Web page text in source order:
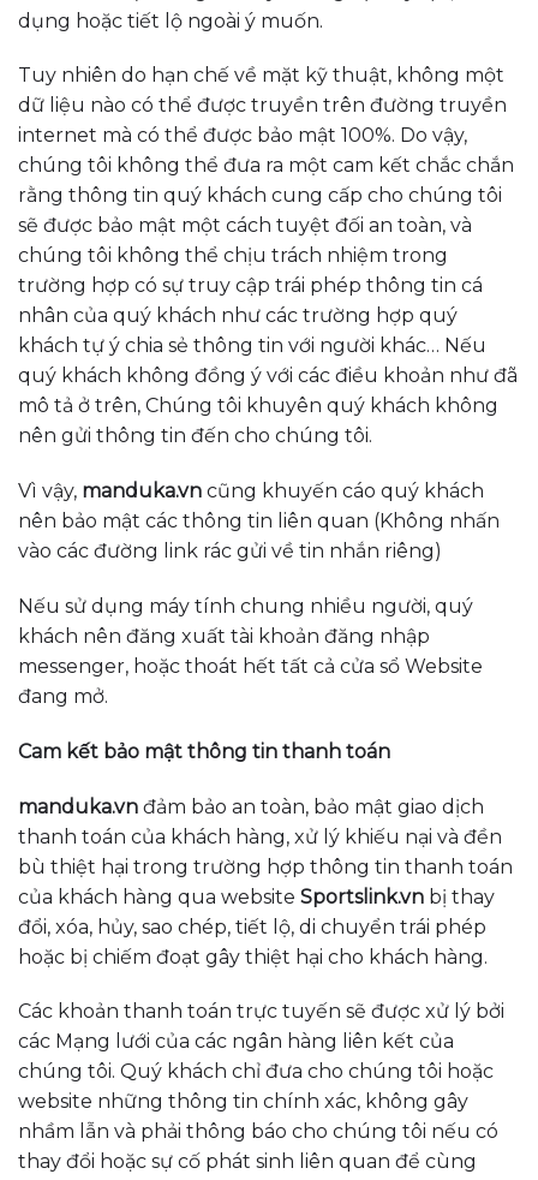
dụng hoặc tiết lộ ngoài ý muốn.
Tuy nhiên do hạn chế về mặt kỹ thuật, không một
dữ liệu nào có thể được truyền trên đường truyền
internet mà có thể được bảo mật 100%. Do vậy,
chúng tôi không thể đưa ra một cam kết chắc chắn
rằng thông tin quý khách cung cấp cho chúng tôi
sẽ được bảo mật một cách tuyệt đối an toàn, và
chúng tôi không thể chịu trách nhiệm trong
trường hợp có sự truy cập trái phép thông tin cá
nhân của quý khách như các trường hợp quý
khách tự ý chia sẻ thông tin với người khác… Nếu
quý khách không đồng ý với các điều khoản như đã
mô tả ở trên, Chúng tôi khuyên quý khách không
nên gửi thông tin đến cho chúng tôi.
Vì vậy, manduka.vn cũng khuyến cáo quý khách
nên bảo mật các thông tin liên quan (Không nhấn
vào các đường link rác gửi về tin nhắn riêng)
Nếu sử dụng máy tính chung nhiều người, quý
khách nên đăng xuất tài khoản đăng nhập
messenger, hoặc thoát hết tất cả cửa sổ Website
đang mở.
Cam kết bảo mật thông tin thanh toán
manduka.vn đảm bảo an toàn, bảo mật giao dịch
thanh toán của khách hàng, xử lý khiếu nại và đền
bù thiệt hại trong trường hợp thông tin thanh toán
của khách hàng qua website Sportslink.vn bị thay
đổi, xóa, hủy, sao chép, tiết lộ, di chuyển trái phép
hoặc bị chiếm đoạt gây thiệt hại cho khách hàng.
Các khoản thanh toán trực tuyến sẽ được xử lý bởi
các Mạng lưới của các ngân hàng liên kết của
chúng tôi. Quý khách chỉ đưa cho chúng tôi hoặc
website những thông tin chính xác, không gây
nhầm lẫn và phải thông báo cho chúng tôi nếu có
thay đổi hoặc sự cố phát sinh liên quan để cùng